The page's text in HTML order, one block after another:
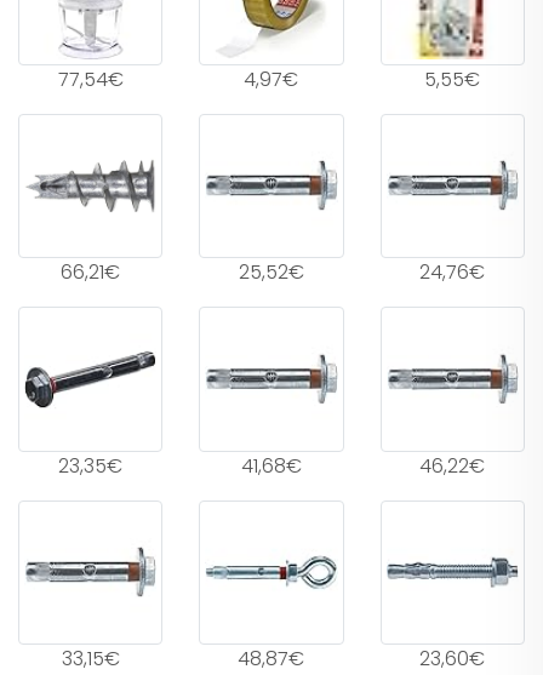
77,54€ 4,97€ 5,55€
66,21€ 25,52€ 24,76€
23,35€ 41,68€ 46,22€
33,15€ 48,87€ 23,60€